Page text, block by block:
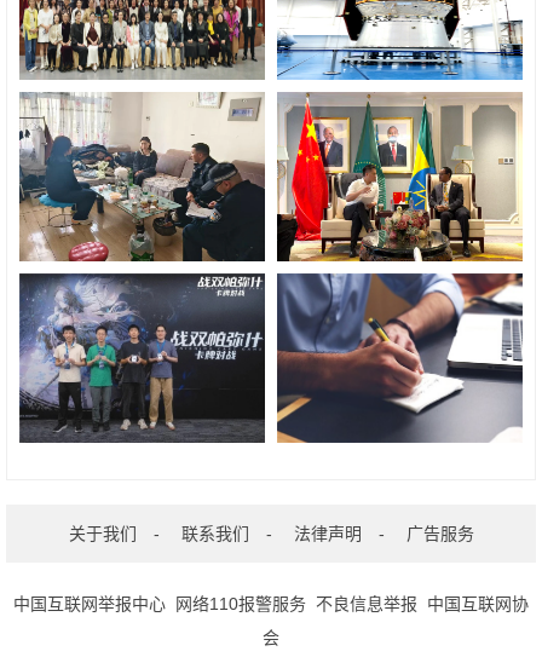
关于我们 - 联系我们 - 法律声明 - 广告服务
中国互联网举报中心 网络110报警服务 不良信息举报
中国互联网协
会